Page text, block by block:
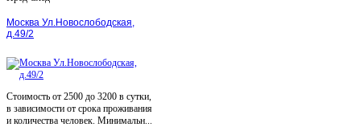
Москва Ул.Новослободская,
д.49/2
Стоимость от 2500 до 3200 в сутки,
в зависимости от срока проживания
и количества человек. Минимальн...